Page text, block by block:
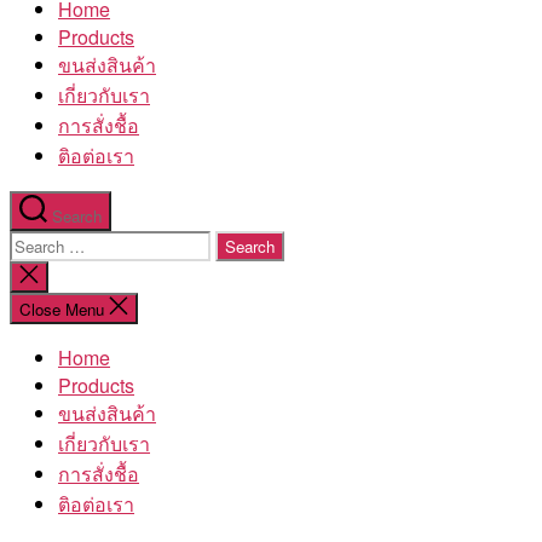
โรงงานHome
Products
ขนส่งสินค้า
เกี่ยวกับเรา
การสั่งชื้อ
ติอต่อเรา
Search
Search
for:
Close
search
Close Menu
Home
Products
ขนส่งสินค้า
เกี่ยวกับเรา
การสั่งชื้อ
ติอต่อเรา